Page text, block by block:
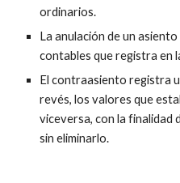
ordinarios.
La anulación de un
contables que registra en
El contraasiento registra
revés, los valores que
viceversa, con la finalidad
sin eliminarlo.